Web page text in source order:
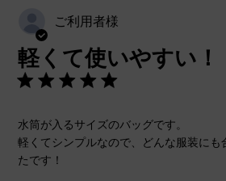
ご利用者様
軽くて使いやすい！
水筒が入るサイズのバッグです。
軽くてシンプルなので、どんな服装にも
たです！